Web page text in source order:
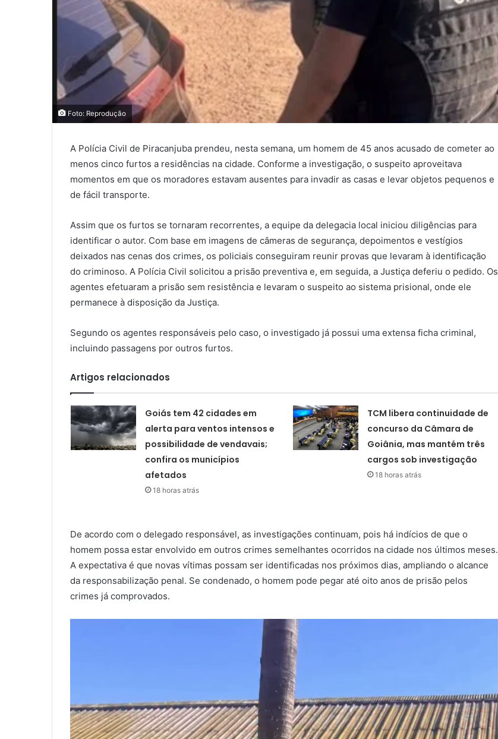
Foto: Reprodução
A Polícia Civil de Piracanjuba prendeu, nesta semana, um homem de 45 anos acusado de cometer ao
menos cinco furtos a residências na cidade. Conforme a investigação, o suspeito aproveitava
momentos em que os moradores estavam ausentes para invadir as casas e levar objetos pequenos e
de fácil transporte.
Assim que os furtos se tornaram recorrentes, a equipe da delegacia local iniciou diligências para
identificar o autor. Com base em imagens de câmeras de segurança, depoimentos e vestígios
deixados nas cenas dos crimes, os policiais conseguiram reunir provas que levaram à identificação
do criminoso. A Polícia Civil solicitou a prisão preventiva e, em seguida, a Justiça deferiu o pedido. Os
agentes efetuaram a prisão sem resistência e levaram o suspeito ao sistema prisional, onde ele
permanece à disposição da Justiça.
Segundo os agentes responsáveis pelo caso, o investigado já possui uma extensa ficha criminal,
incluindo passagens por outros furtos.
Artigos relacionados
Goiás tem 42 cidades em
alerta para ventos intensos e
possibilidade de vendavais;
confira os municípios
afetados
18 horas atrás
TCM libera continuidade de
concurso da Câmara de
Goiânia, mas mantém três
cargos sob investigação
18 horas atrás
De acordo com o delegado responsável, as investigações continuam, pois há indícios de que o
homem possa estar envolvido em outros crimes semelhantes ocorridos na cidade nos últimos meses.
A expectativa é que novas vítimas possam ser identificadas nos próximos dias, ampliando o alcance
da responsabilização penal. Se condenado, o homem pode pegar até oito anos de prisão pelos
crimes já comprovados.